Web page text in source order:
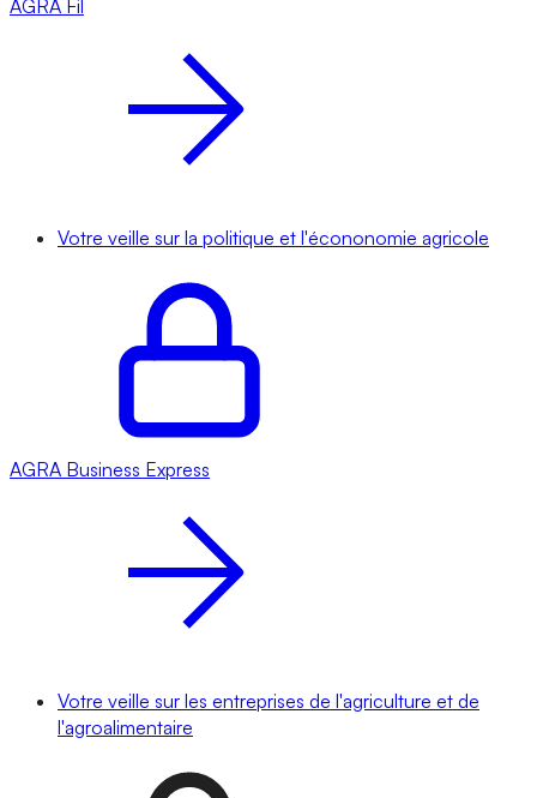
AGRA Fil
Votre veille sur la politique et l'écononomie agricole
AGRA Business Express
Votre veille sur les entreprises de l'agriculture et de
l'agroalimentaire